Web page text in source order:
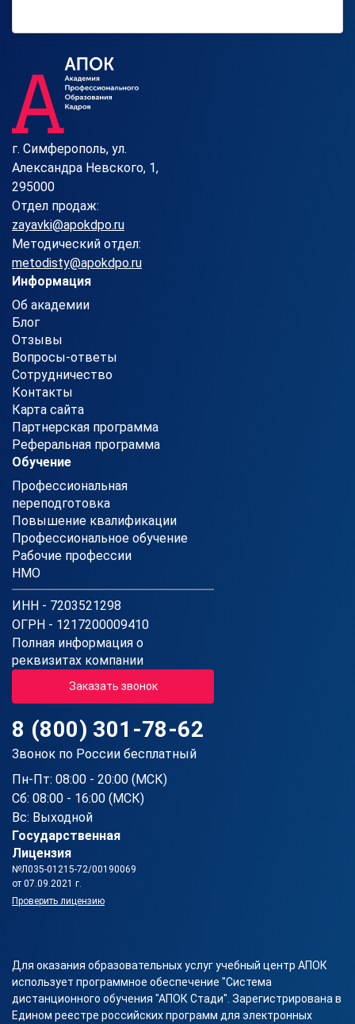
г. Симферополь, ул.
Александра Невского, 1,
295000
Отдел продаж:
zayavki@apokdpo.ru
Методический отдел:
metodisty@apokdpo.ru
Информация
Об академии
Блог
Отзывы
Вопросы-ответы
Сотрудничество
Контакты
Карта сайта
Партнерская программа
Реферальная программа
Обучение
Профессиональная
переподготовка
Повышение квалификации
Профессиональное обучение
Рабочие профессии
НМО
ИНН - 7203521298
ОГРН - 1217200009410
Полная информация о
реквизитах компании
Заказать звонок
8 (800) 301-78-62
Звонок по России бесплатный
Пн-Пт: 08:00 - 20:00 (МСК)
Сб: 08:00 - 16:00 (МСК)
Вс: Выходной
Государственная
Лицензия
№Л035-01215-72/00190069
от 07.09.2021 г.
Проверить лицензию
Для оказания образовательных услуг учебный центр АПОК
использует программное обеспечение "Система
дистанционного обучения "АПОК Стади". Зарегистрирована в
Едином реестре российских программ для электронных